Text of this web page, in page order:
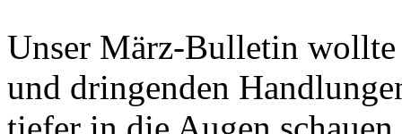
Unser März-Bulletin
und dringenden